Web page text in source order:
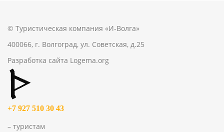
© Туристическая компания «И-Волга»
400066, г. Волгоград, ул. Советская, д.25
Разработка сайта Logema.org
+7 927 510 30 43
– туристам